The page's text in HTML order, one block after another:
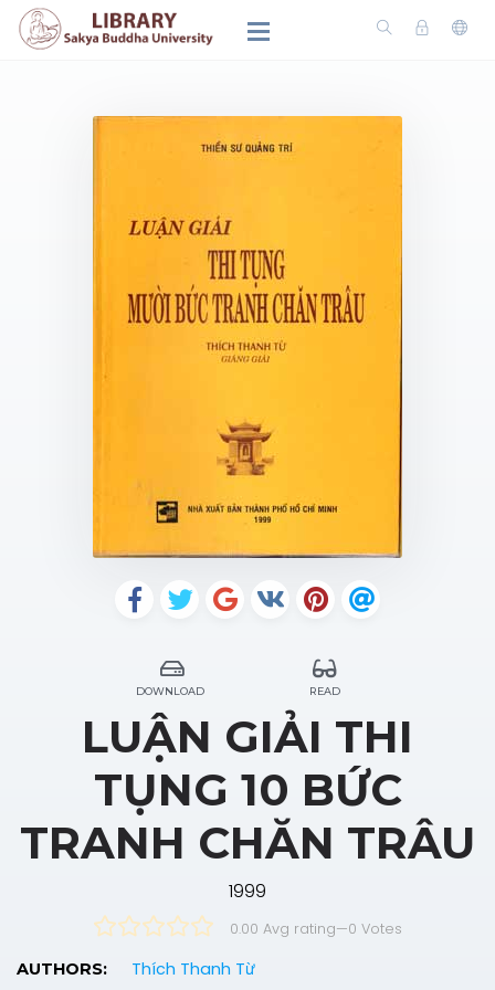
DOWNLOAD READ
LUẬN GIẢI THI
TỤNG 10 BỨC
TRANH CHĂN TRÂU
1999
0.00 Avg rating—0 Votes
AUTHORS: Thích Thanh Từ